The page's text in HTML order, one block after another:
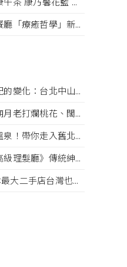
台北君悅酒店漂亮廣式海鮮餐廳「療癒哲學」新菜單！每一口都成為心靈的享受。
【走讀台北】歹鐵仔街半世紀的變化：台北中山赤峰街上文創小店內的故事
台南四大月老廟要拜對：武廟月老打爛桃花、闊嘴月老說媒牽姻緣，愛情也該對症下藥
【走讀台北】北投不只能泡溫泉！帶你走入舊北投的老街巷弄，探索老台北的迷人風情
台南老派行程推薦：《東來高級理髮廳》傳統紳士小姐的高級坐洗體驗、掏耳、按摩一次滿足！
「HARD OFF海德沃福」日本最大二手店台灣也逛得到，3C、名牌、古著逛不完，快點來挖寶吧！